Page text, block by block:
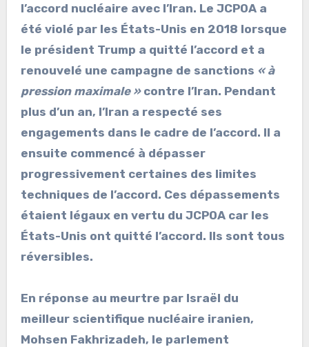
l’accord nucléaire avec l’Iran. Le JCPOA a
été violé par les États-Unis en 2018 lorsque
le président Trump a quitté l’accord et a
renouvelé une campagne de sanctions « à
pression maximale »contre l’Iran. Pendant
plus d’un an, l’Iran a respecté ses
engagements dans le cadre de l’accord. Il a
ensuite commencé à dépasser
progressivement certaines des limites
techniques de l’accord. Ces dépassements
étaient légaux en vertu du JCPOA car les
États-Unis ont quitté l’accord. Ils sont tous
réversibles.
En réponse au meurtre par Israël du
meilleur scientifique nucléaire iranien,
Mohsen Fakhrizadeh, le parlement